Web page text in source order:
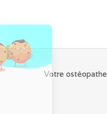
Votre ostéopathe